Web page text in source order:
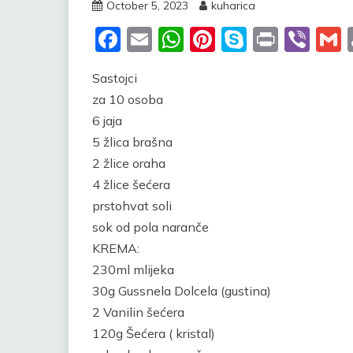
October 5, 2023 kuharica
Facebook
EmailWhatsApp
Pinterest
Skype
Print
Sastojci
za 10 osoba
6 jaja
5 žlica brašna
2 žlice oraha
4 žlice šećera
prstohvat soli
sok od pola naranče
KREMA:
230ml mlijeka
30g Gussnela Dolcela (gustina)
2 Vanilin šećera
120g Šećera ( kristal)